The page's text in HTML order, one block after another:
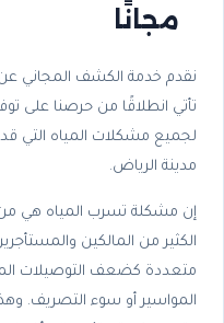
مجانًا
نقدم خدمة الكشف المجاني عن
تأتي انطلاقًا من حرصنا على
لجميع مشكلات المياه التي قد
مدينة الرياض.
إن مشكلة تسرب المياه هي من
الكثير من المالكين
متعددة كضعف التوصيلات
المواسير أو سوء التصريف.